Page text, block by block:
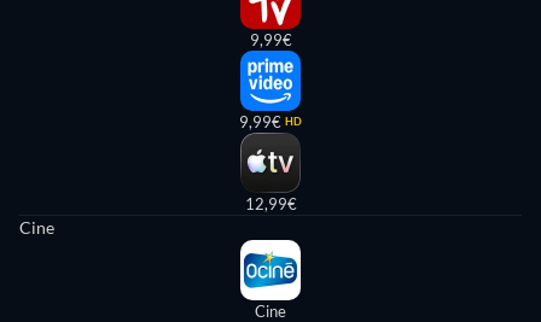
9,99€
9,99€ HD
12,99€
Cine
Cine